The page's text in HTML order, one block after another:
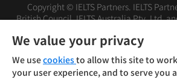
Copyright © IELTS Partners. IELTS
British Council, IELTS Australia Pty. Ltd.
条款
We value your privacy
We usecookiesto allow this site to
your user experience, and to serve you